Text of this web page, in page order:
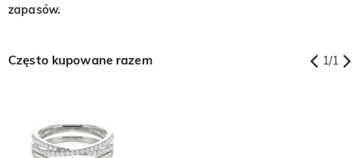
zapasów.
Często kupowane razem 1/1